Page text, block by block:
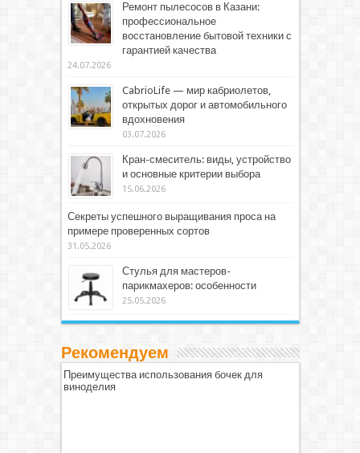
Ремонт пылесосов в Казани:
профессиональное
восстановление бытовой техники с
гарантией качества
24.07.2026
CabrioLife — мир кабриолетов,
открытых дорог и автомобильного
вдохновения
03.07.2026
Кран-смеситель: виды, устройство
и основные критерии выбора
15.06.2026
Секреты успешного выращивания проса на
примере проверенных сортов
31.05.2026
Стулья для мастеров-
парикмахеров: особенности
25.05.2026
Рекомендуем
Преимущества использования бочек для
виноделия